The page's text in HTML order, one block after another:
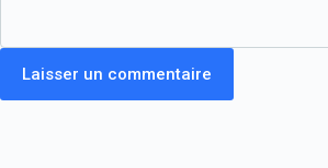
Laisser un commentaire